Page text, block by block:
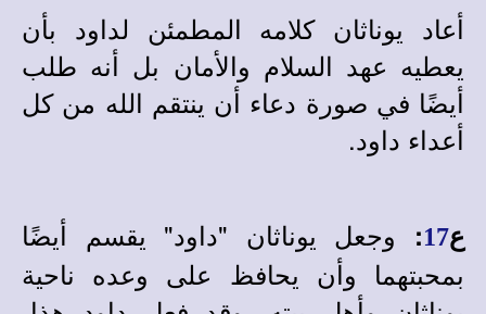
أعاد يوناثان كلامه المطمئن لداود بأن
يعطيه عهد السلام والأمان بل أنه طلب
أيضًا في صورة دعاء أن ينتقم الله من كل
أعداء داود.
ع17
: وجعل يوناثان "داود" يقسم أيضًا
بمحبتهما وأن يحافظ على وعده ناحية